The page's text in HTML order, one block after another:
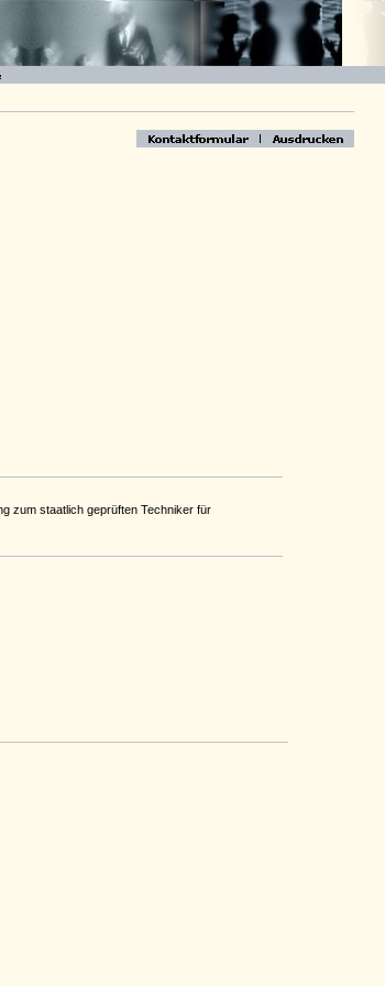
zum staatlich geprüften Techniker für